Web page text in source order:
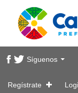
Síguenos
Regístrate